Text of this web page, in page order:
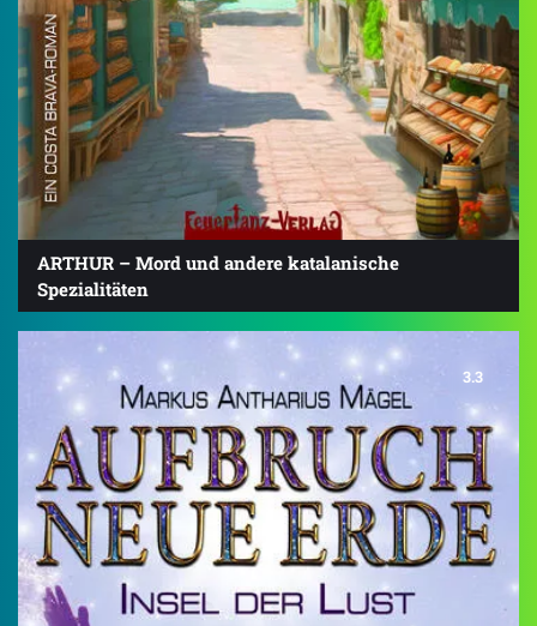
ARTHUR – Mord und andere katalanische
Spezialitäten
3.3